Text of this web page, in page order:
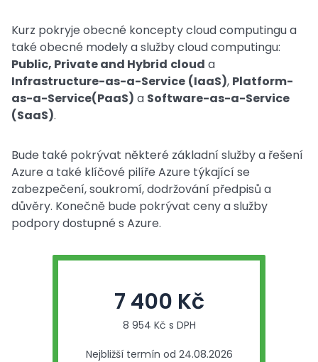
Kurz pokryje obecné koncepty cloud computingu a
také obecné modely a služby cloud computingu:
Public, Private and Hybrid cloud a
Infrastructure-as-a-Service (IaaS), Platform-
as-a-Service(PaaS) a Software-as-a-Service
(SaaS).
Bude také pokrývat některé základní služby a řešení
Azure a také klíčové pilíře Azure týkající se
zabezpečení, soukromí, dodržování předpisů a
důvěry. Konečně bude pokrývat ceny a služby
podpory dostupné s Azure.
7 400 Kč
8 954 Kč s DPH
Nejbližší termín od 24.08.2026